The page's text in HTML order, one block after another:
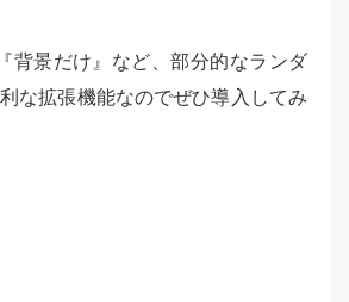
背景だけ』など、部分的なランダ
な拡張機能なのでぜひ導入してみ